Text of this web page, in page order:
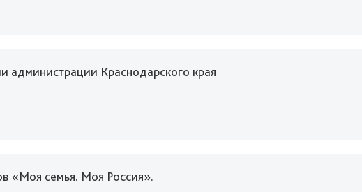
администрации Краснодарского края
«Моя семья. Моя Россия».